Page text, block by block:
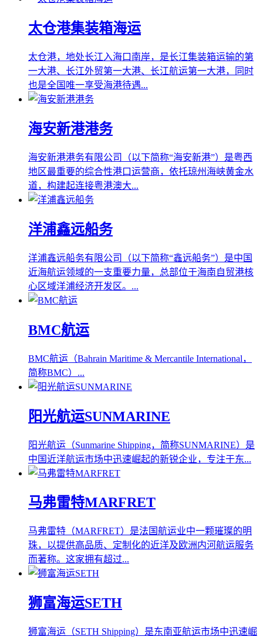
太仓港集装箱海运
太仓港，地处长江入海口南岸，是长江集装箱运输的第
一大港、长江外贸第一大港、长江航运第一大港，同时
也是全国唯一享受海港待遇...
海安新港港务
海安新港港务有限公司（以下简称“海安新港”）是粤西
地区最重要的综合性港口运营商，依托琼州海峡黄金水
道，构建起连接粤港澳大...
洋浦鑫远船务
洋浦鑫远船务有限公司（以下简称“鑫远船务”）是中国
近海航运领域的一支重要力量，总部位于海南自贸港核
心区域洋浦经济开发区。...
BMC航运
BMC航运（Bahrain Maritime & Mercantile International，
简称BMC）...
阳光航运SUNMARINE
阳光航运（Sunmarine Shipping，简称SUNMARINE）是
中国近洋航运市场中迅速崛起的新锐企业，专注于东...
马弗雷特MARFRET
马弗雷特（MARFRET）是法国航运业中一颗璀璨的明
珠，以提供高品质、定制化的近洋及欧洲内河航运服务
而著称。这家拥有超过...
狮富海运SETH
狮富海运（SETH Shipping）是东南亚航运市场中迅速崛